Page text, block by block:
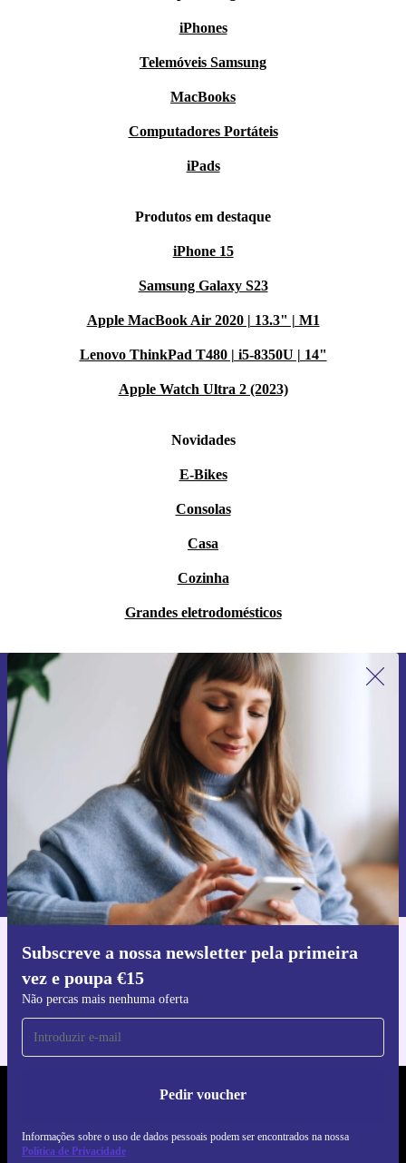
iPhones
Telemóveis Samsung
MacBooks
Computadores Portáteis
iPads
Produtos em destaque
iPhone 15
Samsung Galaxy S23
Apple MacBook Air 2020 | 13.3" | M1
Lenovo ThinkPad T480 | i5-8350U | 14"
Apple Watch Ultra 2 (2023)
Novidades
E-Bikes
Consolas
Casa
Cozinha
Grandes eletrodomésticos
Subscreve a nossa newsletter pela primeira
vez e poupa €15
Não percas mais nenhuma oferta
Pedir voucher
Informações sobre o uso de dados pessoais podem ser encontrados na nossa
Política de Privacidade
Subscreve a nossa newsletter pela
primeira vez e poupa 15€!
Não percas mais nenhuma oferta.
Pedir voucher
Informações sobre o uso de dados pessoais podem ser encontrados na
nossa
Política de Privacidade.
Faz o download da app refurbed
Para iOS e Android
REFURBED PORTUGAL - RETHINK NEW.
SEGUE-NOS